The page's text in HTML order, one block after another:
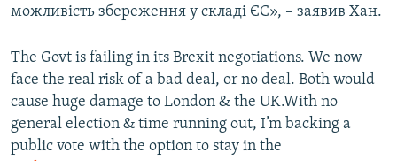
можливість збереження у складі ЄС», – заявив Хан.
The Govt is failing in its Brexit negotiations. We now
face the real risk of a bad deal, or no deal. Both would
cause huge damage to London & the UK.With no
general election & time running out, I’m backing a
public vote with the option to stay in the